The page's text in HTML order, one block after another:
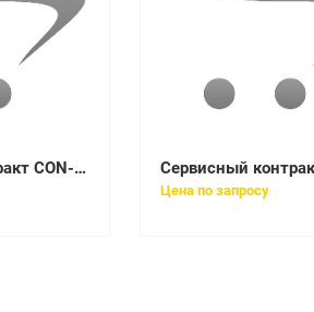
Сервисный контракт CON-SNT-WS968PST
Цена по запросу